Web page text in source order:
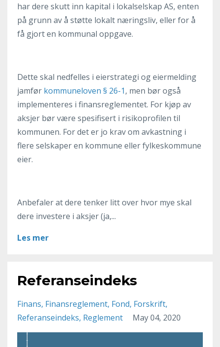
har dere skutt inn kapital i lokalselskap AS, enten
på grunn av å støtte lokalt næringsliv, eller for å
få gjort en kommunal oppgave.
Dette skal nedfelles i eierstrategi og eiermelding
jamfør kommuneloven § 26-1, men bør også
implementeres i finansreglementet. For kjøp av
aksjer bør være spesifisert i risikoprofilen til
kommunen. For det er jo krav om avkastning i
flere selskaper en kommune eller fylkeskommune
eier.
Anbefaler at dere tenker litt over hvor mye skal
dere investere i aksjer (ja,...
Les mer
Referanseindeks
Finans Finansreglement Fond Forskrift
Referanseindeks Reglement May 04, 2020